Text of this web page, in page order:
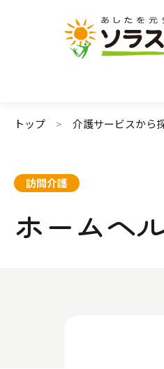
施設で暮らす
介護保険サービスに
トップ 介護サービスから
訪問介護
ホームヘ